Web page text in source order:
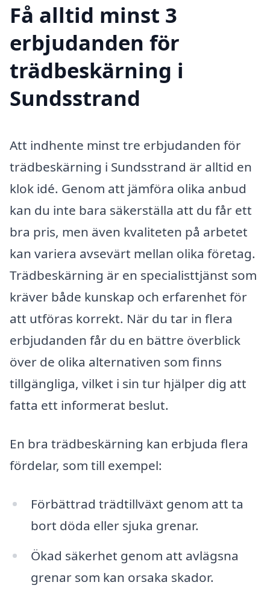
Få alltid minst 3
erbjudanden för
trädbeskärning i
Sundsstrand
Att indhente minst tre erbjudanden för
trädbeskärning i Sundsstrand är alltid en
klok idé. Genom att jämföra olika anbud
kan du inte bara säkerställa att du får ett
bra pris, men även kvaliteten på arbetet
kan variera avsevärt mellan olika företag.
Trädbeskärning är en specialisttjänst som
kräver både kunskap och erfarenhet för
att utföras korrekt. När du tar in flera
erbjudanden får du en bättre överblick
över de olika alternativen som finns
tillgängliga, vilket i sin tur hjälper dig att
fatta ett informerat beslut.
En bra trädbeskärning kan erbjuda flera
fördelar, som till exempel:
Förbättrad trädtillväxt genom att ta
bort döda eller sjuka grenar.
Ökad säkerhet genom att avlägsna
grenar som kan orsaka skador.